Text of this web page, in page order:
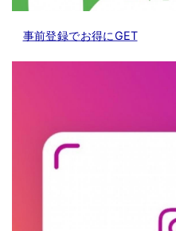
事前登録でお得にGET